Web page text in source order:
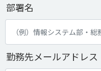
部署名
勤務先メールアドレス